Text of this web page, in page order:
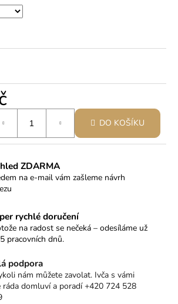
DO KOŠÍKU
ZDARMA
na e-mail vám zašleme návrh
rychlé doručení
na radost se nečeká – odesíláme už
pracovních dnů.
podpora
nám můžete zavolat. Ivča s vámi
ráda domluví a poradí +420 724 528